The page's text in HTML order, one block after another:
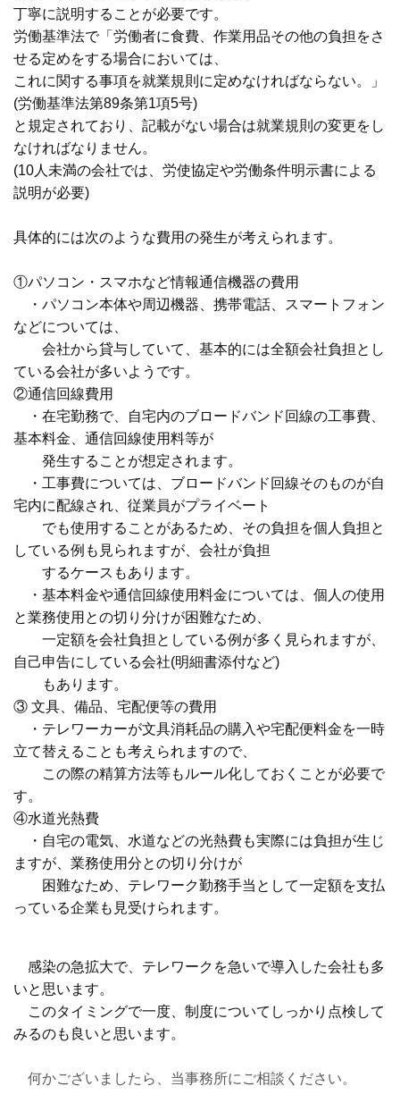
丁寧に説明することが必要です。
労働基準法で「労働者に食費、作業用品その他の負担をさ
せる定めをする場合においては、
これに関する事項を就業規則に定めなければならない。」
(労働基準法第89条第1項5号)
と規定されており、記載がない場合は就業規則の変更を し
なければなりません。
(10人未満の会社では、労使協定や労働条件明示書による
説明が必要)
具体的には次のような費用の発生が考えられます。
①パソコン・スマホなど情報通信機器の費用
・パソコン本体や周辺機器、携帯電話、スマートフォン
などについては、
会社から貸与していて、基本的には全額会社負担とし
ている会社が多いようです。
②通信回線費用
・在宅勤務で、自宅内のブロードバンド回線の工事費、
基本料金、 通信回線使用料等が
発生することが想定されます。
・工事費については、ブロードバンド回線そのものが自
宅内に配線され、 従業員がプライベート
でも使用することがあるため、その負担を個人負担と
している例も見られますが、会社が負担
するケースもあります。
・基本料金や通信回線使用料金については、個人の使用
と業務使用との切り分けが困難なため、
一定額を会社負担としている例が多く見られますが、
自己申告にしている会社(明細書添付など)
もあります。
③ 文具、備品、宅配便等の費用
・テレワーカーが文具消耗品の購入や宅配便料金を一時
立て替え ることも考えられますので、
この際の精算方法等もルール化しておくことが必要で
す。
④水道光熱費
・自宅の電気、水道などの光熱費も実際には負担が生じ
ますが、 業務使用分との切り分けが
困難なため、テレワーク勤務手当として一定額を支払
っている企業も見受けられます。
感染の急拡大で、テレワークを急いで導入した会社も多
いと思います。
このタイミングで一度、制度についてしっかり点検して
みるのも良いと思います。
何かございましたら、当事務所にご相談ください。